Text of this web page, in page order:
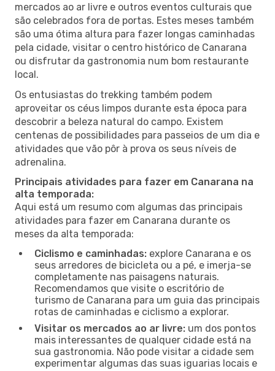
mercados ao ar livre e outros eventos culturais que
são celebrados fora de portas. Estes meses também
são uma ótima altura para fazer longas caminhadas
pela cidade, visitar o centro histórico de Canarana
ou disfrutar da gastronomia num bom restaurante
local.
Os entusiastas do trekking também podem
aproveitar os céus limpos durante esta época para
descobrir a beleza natural do campo. Existem
centenas de possibilidades para passeios de um dia e
atividades que vão pôr à prova os seus níveis de
adrenalina.
Principais atividades para fazer em Canarana na
alta temporada:
Aqui está um resumo com algumas das principais
atividades para fazer em Canarana durante os
meses da alta temporada:
Ciclismo e caminhadas: explore Canarana e os
seus arredores de bicicleta ou a pé, e imerja-se
completamente nas paisagens naturais.
Recomendamos que visite o escritório de
turismo de Canarana para um guia das principais
rotas de caminhadas e ciclismo a explorar.
Visitar os mercados ao ar livre: um dos pontos
mais interessantes de qualquer cidade está na
sua gastronomia. Não pode visitar a cidade sem
experimentar algumas das suas iguarias locais e